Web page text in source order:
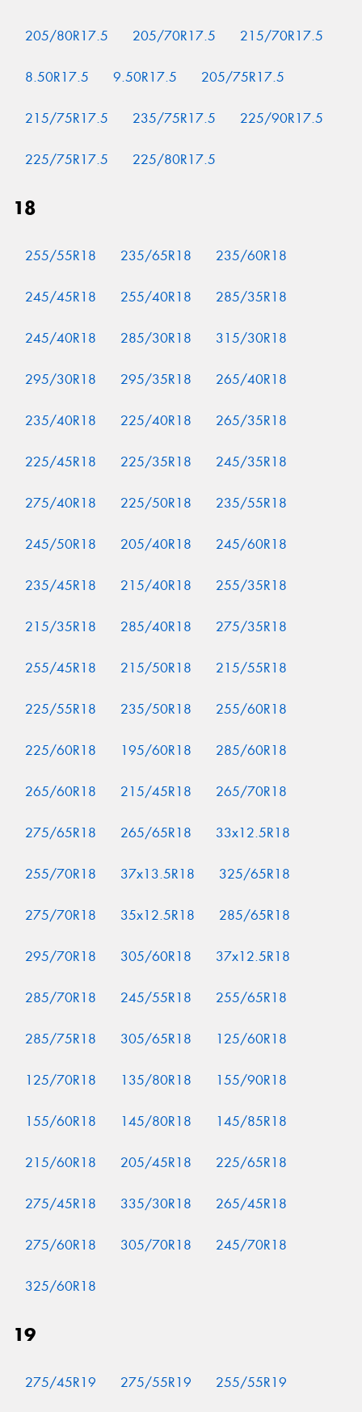
205/80R17.5 205/70R17.5 215/70R17.5
8.50R17.5 9.50R17.5 205/75R17.5
215/75R17.5 235/75R17.5 225/90R17.5
225/75R17.5 225/80R17.5
18
255/55R18 235/65R18 235/60R18
245/45R18 255/40R18 285/35R18
245/40R18 285/30R18 315/30R18
295/30R18 295/35R18 265/40R18
235/40R18 225/40R18 265/35R18
225/45R18 225/35R18 245/35R18
275/40R18 225/50R18 235/55R18
245/50R18 205/40R18 245/60R18
235/45R18 215/40R18 255/35R18
215/35R18 285/40R18 275/35R18
255/45R18 215/50R18 215/55R18
225/55R18 235/50R18 255/60R18
225/60R18 195/60R18 285/60R18
265/60R18 215/45R18 265/70R18
275/65R18 265/65R18 33x12.5R18
255/70R18 37x13.5R18 325/65R18
275/70R18 35x12.5R18 285/65R18
295/70R18 305/60R18 37x12.5R18
285/70R18 245/55R18 255/65R18
285/75R18 305/65R18 125/60R18
125/70R18 135/80R18 155/90R18
155/60R18 145/80R18 145/85R18
215/60R18 205/45R18 225/65R18
275/45R18 335/30R18 265/45R18
275/60R18 305/70R18 245/70R18
325/60R18
19
275/45R19 275/55R19 255/55R19